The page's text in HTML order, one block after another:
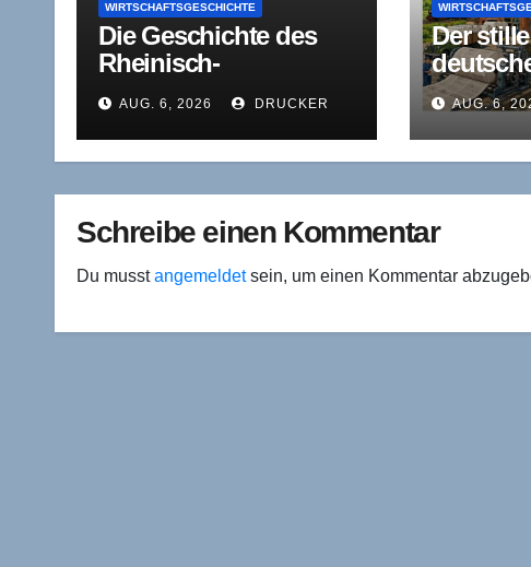
WIRTSCHAFTSGESCHICHTE
Die Geschichte des
Rheinisch-
Westfälischen
Wirtschaftsinstituts
(RWI)
AUG. 6, 2026 DRUCKER
Der
AUG. 6,
Schreibe einen Kommentar
Du musstangemeldetsein, um einen Kommentar